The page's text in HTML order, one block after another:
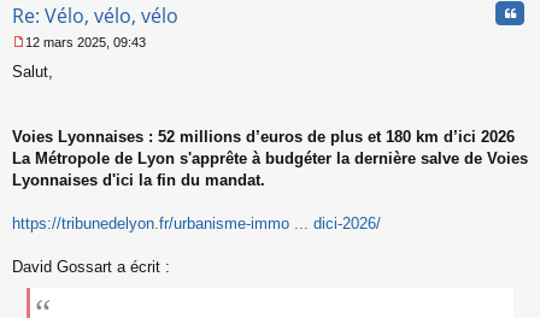
Re: Vélo, vélo, vélo
e
g
e
n
n
12 mars 2025, 09:43
Salut,
Voies Lyonnaises : 52 millions d’euros de plus et 180 km d’ici 2026
La Métropole de Lyon s'apprête à budgéter la dernière salve de Voies
Lyonnaises d'ici la fin du mandat.
https://tribunedelyon.fr/urbanisme-immo ... dici-2026/
David Gossart a écrit :